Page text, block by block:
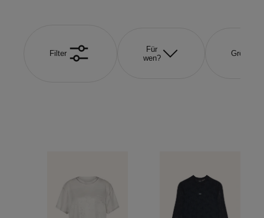
Filter
Für
wen?
Größe